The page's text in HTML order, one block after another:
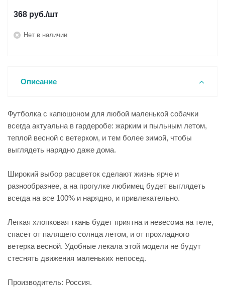
368 руб./шт
Нет в наличии
Описание
Футболка с капюшоном для любой маленькой собачки
всегда актуальна в гардеробе: жарким и пыльным летом,
теплой весной с ветерком, и тем более зимой, чтобы
выглядеть нарядно даже дома.
Широкий выбор расцветок сделают жизнь ярче и
разнообразнее, а на прогулке любимец будет выглядеть
всегда на все 100% и нарядно, и привлекательно.
Легкая хлопковая ткань будет приятна и невесома на теле,
спасет от палящего солнца летом, и от прохладного
ветерка весной. Удобные лекала этой модели не будут
стеснять движения маленьких непосед.
Производитель: Россия.